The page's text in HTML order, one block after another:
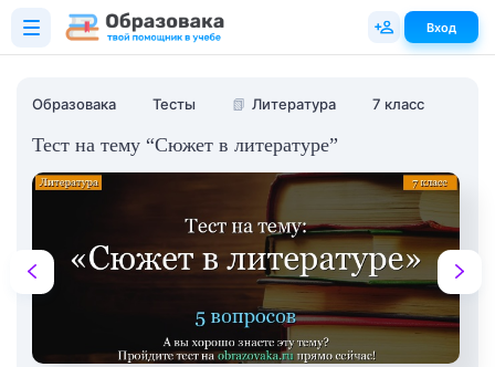
Образовака Тесты 📗 Литература 7 класс
Тест на тему “Сюжет в литературе”
Вход